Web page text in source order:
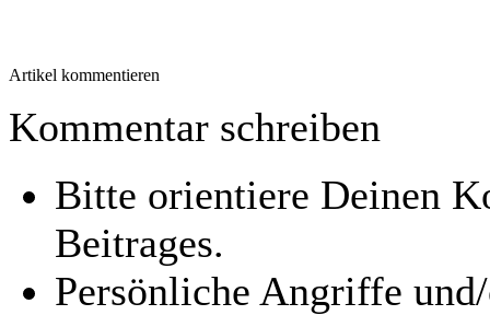
Artikel kommentieren
Kommentar schreiben
Bitte orientiere Deinen
Beitrages.
Persönliche Angriffe